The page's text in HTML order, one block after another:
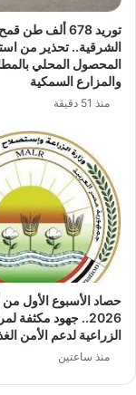
توريد 678 ألف طن
الشرقية.. تحذير من
المحصول المحلي
والمزارع السمكية
منذ 51 دقيقة
حصاد الأسبوع الأول
2026.. جهود مكثفة
الزراعية لدعم الأمن
منذ ساعتين